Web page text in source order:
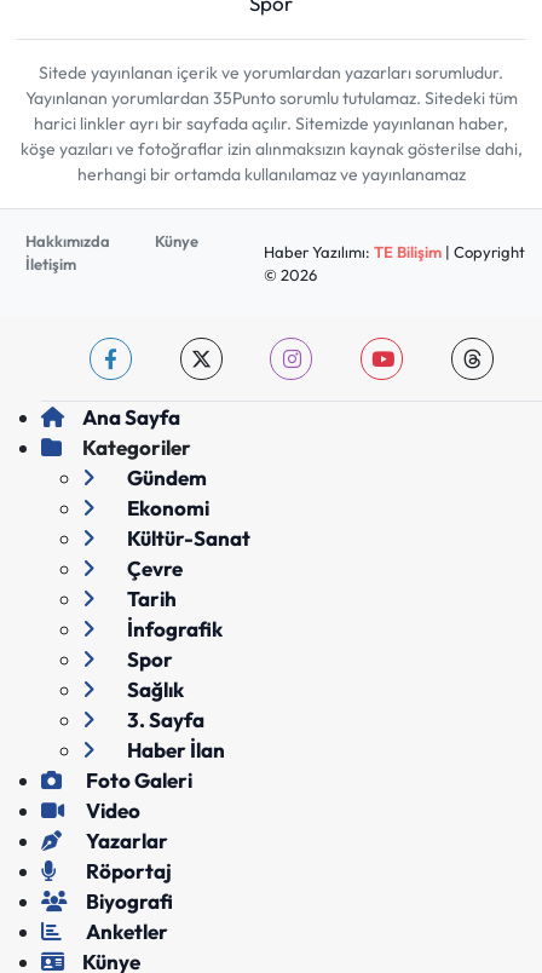
Sitede yayınlanan içerik ve yorumlardan yazarları sorumludur.
Yayınlanan yorumlardan 35Punto sorumlu tutulamaz. Sitedeki tüm
harici linkler ayrı bir sayfada açılır. Sitemizde yayınlanan haber,
köşe yazıları ve fotoğraflar izin alınmaksızın kaynak gösterilse dahi,
herhangi bir ortamda kullanılamaz ve yayınlanamaz
Hakkımızda
Künye
İletişim
Haber Yazılımı: TE Bilişim| Copyright
© 2026
Ana Sayfa
Kategoriler
Gündem
Ekonomi
Kültür-Sanat
Çevre
Tarih
İnfografik
Spor
Sağlık
3. Sayfa
Haber İlan
Foto Galeri
Video
Yazarlar
Röportaj
Biyografi
Anketler
Künye